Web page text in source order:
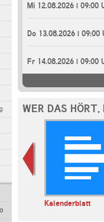
Mi 12.08.2026 | 09:00
Do 13.08.2026 | 09:00
Fr 14.08.2026 | 09:00
WER DAS HÖRT,
Kalenderblatt